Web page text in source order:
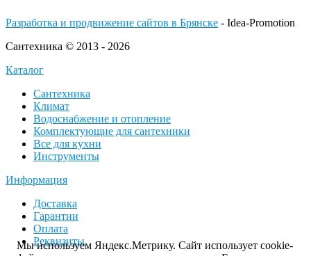
Разработка и продвижение сайтов в Брянске - Idea-Promotion
Сантехника © 2013 - 2026
Каталог
Сантехника
Климат
Водоснабжение и отопление
Комплектующие для сантехники
Все для кухни
Инструменты
Информация
Доставка
Гарантии
Оплата
Реквизиты
Мы используем Яндекс.Метрику. Сайт использует cookie-